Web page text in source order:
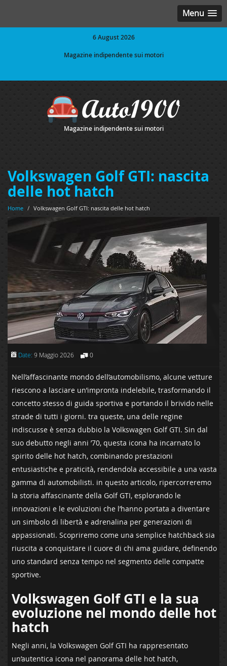
Menu
6 August 2026
Magazine indipendente sui motori
Magazine indipendente sui motori
Volkswagen Golf GTI: nascita
delle hot hatch
Home / Volkswagen Golf GTI: nascita delle hot hatch
Date: 9 Maggio 2026 0
Nell’affascinante mondo dell’automobilismo, alcune vetture
⁣riescono a lasciare un’impronta indelebile, trasformando‍ il
concetto stesso di⁣ guida sportiva ​e portando ⁤il brivido nelle
strade di tutti ⁢i giorni.‍ tra queste, una delle ‌regine
indiscusse è ‌senza dubbio la Volkswagen Golf GTI. Sin dal
suo debutto negli anni ’70, questa icona ha incarnato lo
spirito delle hot hatch, combinando‍ prestazioni
entusiastiche e praticità, ⁢rendendola accessibile a una vasta
gamma di automobilisti. in questo articolo, ripercorreremo
la storia affascinante⁤ della Golf GTI, esplorando⁢ le
innovazioni e le evoluzioni che l’hanno portata ⁣a diventare
‍un simbolo di libertà e adrenalina per ⁢generazioni di
⁣appassionati. Scopriremo come una semplice hatchback sia
riuscita⁣ a conquistare il cuore di chi⁤ ama guidare, definendo​
uno standard senza tempo nel segmento delle compatte
sportive.
Volkswagen Golf GTI e la sua
evoluzione nel mondo delle‍ hot
hatch
Negli anni, la​ Volkswagen ‍Golf GTI ha rappresentato
un’autentica​ icona‍ nel panorama delle hot hatch,